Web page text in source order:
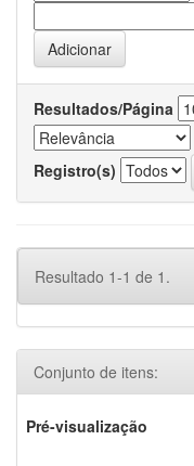
Resultados/Página
Registro(s)
Resultado 1-1 de 1.
Conjunto de itens:
Pré-visualização